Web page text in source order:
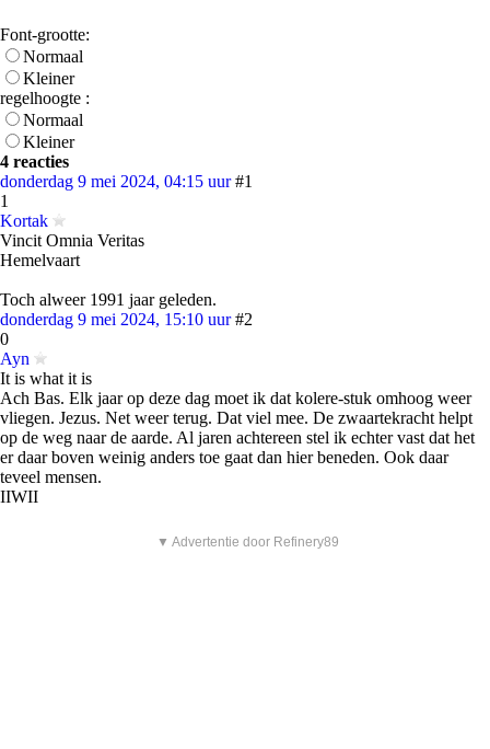
Font-grootte:
Normaal
Kleiner
regelhoogte :
Normaal
Kleiner
4 reacties
donderdag 9 mei 2024, 04:15 uur #1
1
Kortak
Vincit Omnia Veritas
Hemelvaart
Toch alweer 1991 jaar geleden.
donderdag 9 mei 2024, 15:10 uur #2
0
Ayn
It is what it is
Ach Bas. Elk jaar op deze dag moet ik dat kolere-stuk omhoog weer
vliegen. Jezus. Net weer terug. Dat viel mee. De zwaartekracht helpt
op de weg naar de aarde. Al jaren achtereen stel ik echter vast dat het
er daar boven weinig anders toe gaat dan hier beneden. Ook daar
teveel mensen.
IIWII
▼ Advertentie door Refinery89